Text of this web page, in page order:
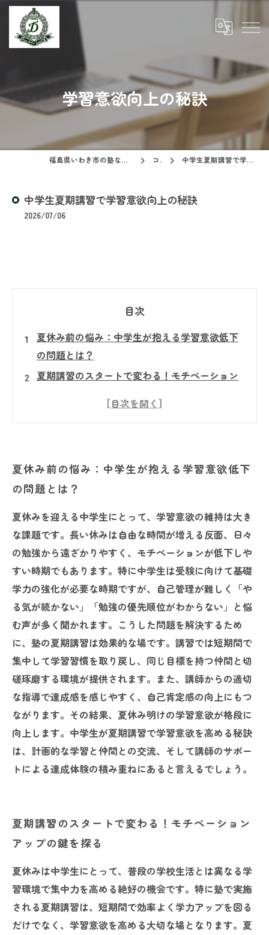
学習意欲向上の秘訣
福島県いわき市の塾ならドリームスクール コラム 中学生夏期講習で学習意欲向上の秘訣
中学生夏期講習で学習意欲向上の秘訣
2026/07/06
目次
夏休み前の悩み：中学生が抱える学習意欲低下
の問題とは？
夏期講習のスタートで変わる！モチベーション
き出す学習意欲～
夏期講習後の変化とは？中学生が見せる意欲と
成績の向上例
塾選びのポイント：夏期講習で本当にモチベー
ションが上がる理由
親子で考える中学生の夏期講習活用法～学習意
欲を高める秘訣～
夏休み前の悩み：中学生が抱える学習意欲低下
の問題とは？
夏休みを迎える中学生にとって、学習意欲の維持は大き
な課題です。長い休みは自由な時間が増える反面、日々
の勉強から遠ざかりやすく、モチベーションが低下しや
すい時期でもあります。特に中学生は受験に向けて基礎
学力の強化が必要な時期ですが、自己管理が難しく「や
る気が続かない」「勉強の優先順位がわからない」と悩
む声が多く聞かれます。こうした問題を解決するため
に、塾の夏期講習は効果的な場です。講習では短期間で
集中して学習習慣を取り戻し、同じ目標を持つ仲間と切
磋琢磨する環境が提供されます。また、講師からの適切
な指導で達成感を感じやすく、自己肯定感の向上にもつ
ながります。その結果、夏休み明けの学習意欲が格段に
向上します。中学生が夏期講習で学習意欲を高める秘訣
は、計画的な学習と仲間との交流、そして講師のサポー
トによる達成体験の積み重ねにあると言えるでしょう。
夏期講習のスタートで変わる！モチベーション
アップの鍵を探る
夏休みは中学生にとって、普段の学校生活とは異なる学
習環境で集中力を高める絶好の機会です。特に塾で実施
される夏期講習は、短期間で効率よく学力アップを図る
だけでなく、学習意欲を高める大切な場となります。夏